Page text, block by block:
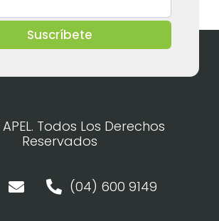
Suscríbete
Todos Los Derechos
Reservados
(04) 600 9149